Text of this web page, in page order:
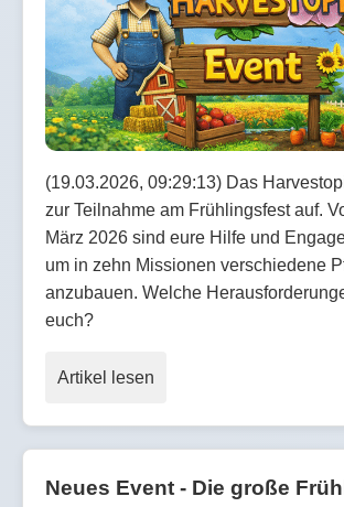
(19.03.2026, 09:29:13) Das
zur Teilnahme am Frühlingsfest auf.
März 2026 sind eure Hilfe und
um in zehn Missionen verschiedene
anzubauen. Welche
euch?
Artikel lesen
Neues Event - Die große